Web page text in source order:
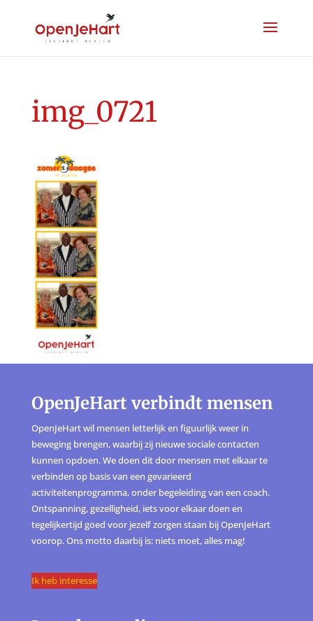
img_0721
OpenJeHart verbindt mensen
OpenJeHart wil mensen letterlijk en figuurlijk weer in
beweging brengen, waarbij zij nieuwe sociale contacten
kunnen opdoen. We doen dit door mensen met elkaar te
verbinden op basis van een gevarieerd
activiteitenprogramma, onder begeleiding van een coach.
Ontspanning, gezelligheid, iets voor elkaar doen en
tegelijkertijd goed voor jezelf zorgen staan bij OpenJeHart
voorop. Ons motto daarbij is: niets moet, alles mag!
Ik heb interesse